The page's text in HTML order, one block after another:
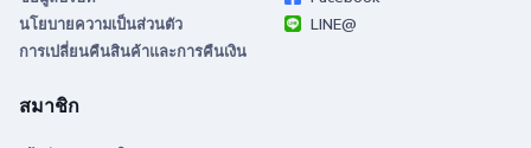
นโยบายความเป็นส่วนตัว
การเปลี่ยนคืนสินค้าและการคืนเงิน
LINE@
สมาชิก